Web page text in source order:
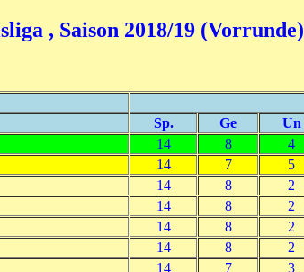
, Saison 2018/19 (Vorrunde)
Sp. Ge Un
14 8 4
14 7 5
14 8 2
14 8 2
14 8 2
14 8 2
14 7 3